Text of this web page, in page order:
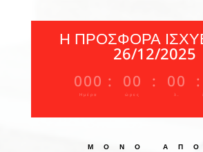
Η ΠΡΟΣΦΟΡΑ
26/12/2025
000
Ημέρα
: 00
ώρες
: 00
λ.
:
ΜΟΝΟ